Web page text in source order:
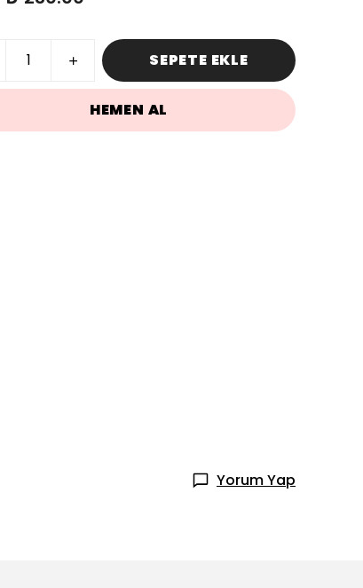
SEPETE EKLE
HEMEN AL
Yorum Yap